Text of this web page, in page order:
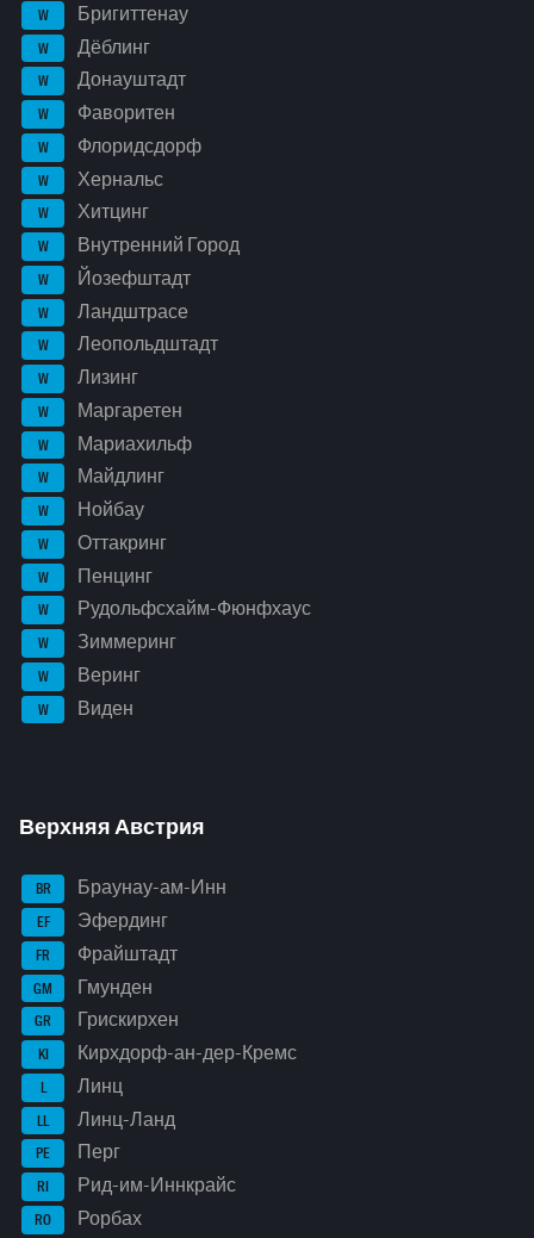
W Бригиттенау
W Дёблинг
W Донауштадт
W Фаворитен
W Флоридсдорф
W Хернальс
W Хитцинг
W Внутренний Город
W Йозефштадт
W Ландштрасе
W Леопольдштадт
W Лизинг
W Маргаретен
W Мариахильф
W Майдлинг
W Нойбау
W Оттакринг
W Пенцинг
W Рудольфсхайм-Фюнфхаус
W Зиммеринг
W Веринг
W Виден
Верхняя Австрия
BR Браунау-ам-Инн
EF Эфердинг
FR Фрайштадт
GM Гмунден
GR Грискирхен
KI Кирхдорф-ан-дер-Кремс
L Линц
LL Линц-Ланд
PE Перг
RI Рид-им-Иннкрайс
RO Рорбах